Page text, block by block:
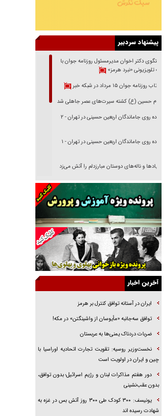
پیشنهاد سردبیر
گفتگوی دکتر اخوان مدیرمسئول روزنامه جوان با
برنامه تلویزیونی «نبرد هرمز»
بازتاب روزنامه جوان ۱۵ مرداد در شبکه خبر
امام حسین (ع) کشته سیرت‌های عصر جاهلی شد
پیاده روی جاماندگان اربعین حسینی در تهران - ۲
پیاده روی جاماندگان اربعین حسینی در تهران - ۱
فریاد‌ها و ناله‌های دوستان مبارزدلم را آتش می‌زد
تغییر رویه دشمن در ترور از شیخ فضل‌الله تا مصباح
خرید قسطی اولش خنده و آخرش گریه است!
فوتبال و آن «بالا»!
راهبرد غافلگیری با نسل جدید پهپاد‌ها
جنجال پزشکان تقلبی در صنعت زیبایی
یهودی‌ها در ادبیات داستانی اروپا؛ از شکسپیر تا
دیکنز
خواهرم فرمانده جهادی و اهل خدمت بی‌منت بود
جزئیات شکنجه‌هایم فراتر از آن است که در بیان
برابر یورش به پاسگاه‌های پلیس
آخرین اخبار
ایران در آستانه توافق کنترل بر هرمز
توافق سه‌جانبه «مأیوسان از واشینگتن» در مکه!
ضربات دردناک یمنی‌ها به عربستان
نخست‌وزیر روسیه:‌ تقویت تجارت اتحادیه اوراسیا با
چین و ایران در اولویت است
دور هفتم مذاکرات لبنان و رژیم اسرائیل؛ بدون توافق،
بدون عقب‌نشینی
یونیسف: ۳۰۰ کودک طی ۳۰۰ روز آتش بس در غزه به
شهادت رسیده اند